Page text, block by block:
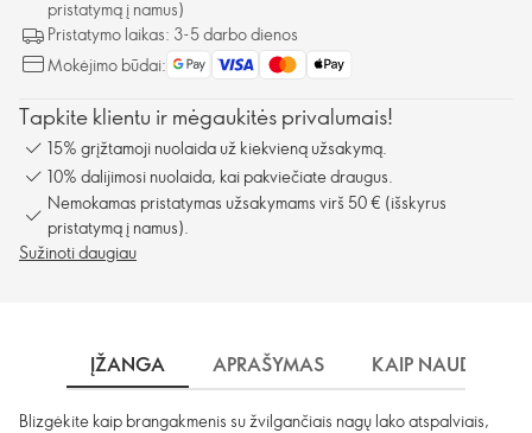
pristatymą į namus)
Pristatymo laikas: 3-5 darbo dienos
Mokėjimo būdai:
Tapkite klientu ir mėgaukitės privalumais!
15% grįžtamoji nuolaida už kiekvieną užsakymą.
10% dalijimosi nuolaida, kai pakviečiate draugus.
Nemokamas pristatymas užsakymams virš 50 € (išskyrus
pristatymą į namus).
Sužinoti daugiau
ĮŽANGA APRAŠYMAS KAIP NAUDOTI?
Blizgėkite kaip brangakmenis su žvilgančiais nagų lako atspalviais,